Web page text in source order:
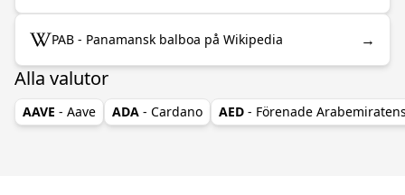
PAB - Panamansk balboa på Wikipedia →
Alla valutor
AAVE - Aave ADA - Cardano AED - Förenade